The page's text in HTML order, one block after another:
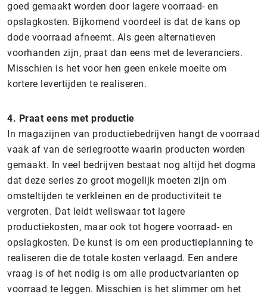
goed gemaakt worden door lagere voorraad- en
opslagkosten. Bijkomend voordeel is dat de kans op
dode voorraad afneemt. Als geen alternatieven
voorhanden zijn, praat dan eens met de leveranciers.
Misschien is het voor hen geen enkele moeite om
kortere levertijden te realiseren.
4. Praat eens met productie
In magazijnen van productiebedrijven hangt de voorraad
vaak af van de seriegrootte waarin producten worden
gemaakt. In veel bedrijven bestaat nog altijd het dogma
dat deze series zo groot mogelijk moeten zijn om
omsteltijden te verkleinen en de productiviteit te
vergroten. Dat leidt weliswaar tot lagere
productiekosten, maar ook tot hogere voorraad- en
opslagkosten. De kunst is om een productieplanning te
realiseren die de totale kosten verlaagd. Een andere
vraag is of het nodig is om alle productvarianten op
voorraad te leggen. Misschien is het slimmer om het